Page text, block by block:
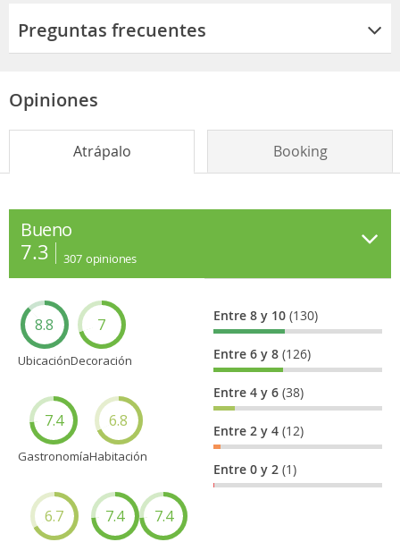
Preguntas frecuentes
Opiniones
Atrápalo Booking
Bueno
7.3 307 opiniones
8.8
Ubicación
7
Decoración
7.4
Gastronomía
6.8
Habitación
6.7 7.4 7.4
Entre 8 y 10(130)
Entre 6 y 8(126)
Entre 4 y 6(38)
Entre 2 y 4(12)
Entre 0 y 2(1)